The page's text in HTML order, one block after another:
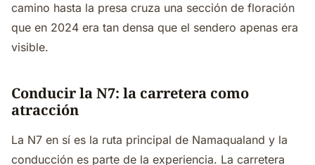
camino hasta la presa cruza una sección de floración
que en 2024 era tan densa que el sendero apenas era
visible.
Conducir la N7: la carretera como
atracción
La N7 en sí es la ruta principal de Namaqualand y la
conducción es parte de la experiencia. La carretera